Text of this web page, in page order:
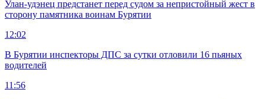
Улан-удэнец предстанет перед судом за непристойный жест в
сторону памятника воинам Бурятии
12:02
В Бурятии инспекторы ДПС за сутки отловили 16 пьяных
водителей
11:56